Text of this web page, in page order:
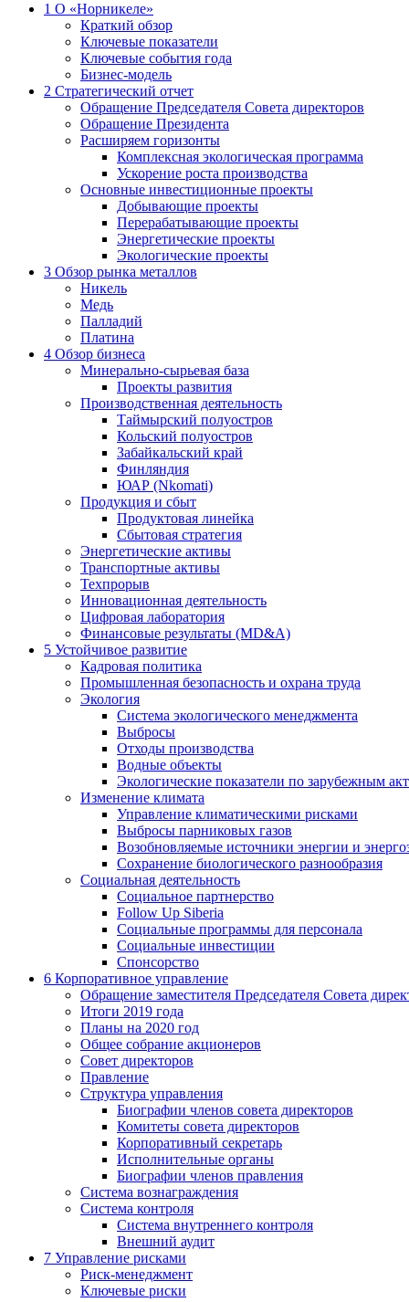
1 О «Норникеле»
Краткий обзор
Ключевые показатели
Ключевые события года
Бизнес-модель
2 Стратегический отчет
Обращение Председателя Совета директоров
Обращение Президента
Расширяем горизонты
Комплексная экологическая программа
Ускорение роста производства
Основные инвестиционные проекты
Добывающие проекты
Перерабатывающие проекты
Энергетические проекты
Экологические проекты
3 Обзор рынка металлов
Никель
Медь
Палладий
Платина
4 Обзор бизнеса
Минерально-сырьевая база
Проекты развития
Производственная деятельность
Таймырский полуостров
Кольский полуостров
Забайкальский край
Финляндия
ЮАР (Nkomati)
Продукция и сбыт
Продуктовая линейка
Сбытовая стратегия
Энергетические активы
Транспортные активы
Техпрорыв
Инновационная деятельность
Цифровая лаборатория
Финансовые результаты (MD&A)
5 Устойчивое развитие
Кадровая политика
Промышленная безопасность и охрана труда
Экология
Система экологического менеджмента
Выбросы
Отходы производства
Водные объекты
Экологические показатели по зарубежным
Изменение климата
Управление климатическими рисками
Выбросы парниковых газов
Возобновляемые источники энергии и
Сохранение биологического разнообразия
Социальная деятельность
Социальное партнерство
Follow Up Siberia
Социальные программы для персонала
Социальные инвестиции
Спонсорство
6 Корпоративное управление
Обращение заместителя Председателя Совета
Итоги 2019 года
Планы на 2020 год
Общее собрание акционеров
Совет директоров
Правление
Структура управления
Биографии членов совета директоров
Комитеты совета директоров
Корпоративный секретарь
Исполнительные органы
Биографии членов правления
Система вознаграждения
Система контроля
Система внутреннего контроля
Внешний аудит
7 Управление рисками
Риск-менеджмент
Ключевые риски